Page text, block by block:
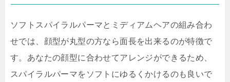
ソフトスパイラルパーマとミディアムヘアの組み合わ
せでは、顔型が丸型の方なら面長を出来るのが特徴で
す。あなたの顔型に合わせてアレンジができるため、
スパイラルパーマをソフトにゆるくかけるのも良いで